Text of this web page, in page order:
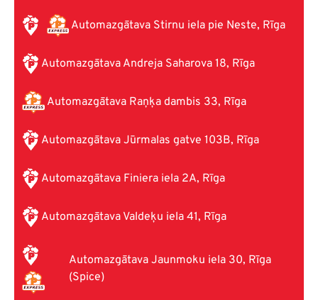
Automazgātava Stirnu iela pie Neste, Rīga
Automazgātava Andreja Saharova 18, Rīga
Automazgātava Raņķa dambis 33, Rīga
Automazgātava Jūrmalas gatve 103B, Rīga
Automazgātava Finiera iela 2A, Rīga
Automazgātava Valdeķu iela 41, Rīga
Automazgātava Jaunmoku iela 30, Rīga
(Spice)